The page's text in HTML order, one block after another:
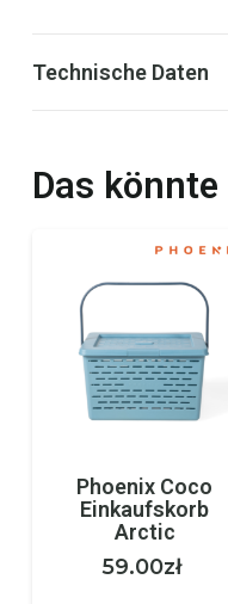
Technische Daten
Das
Phoenix Coco
Einkaufskorb
Arctic
59.00zł